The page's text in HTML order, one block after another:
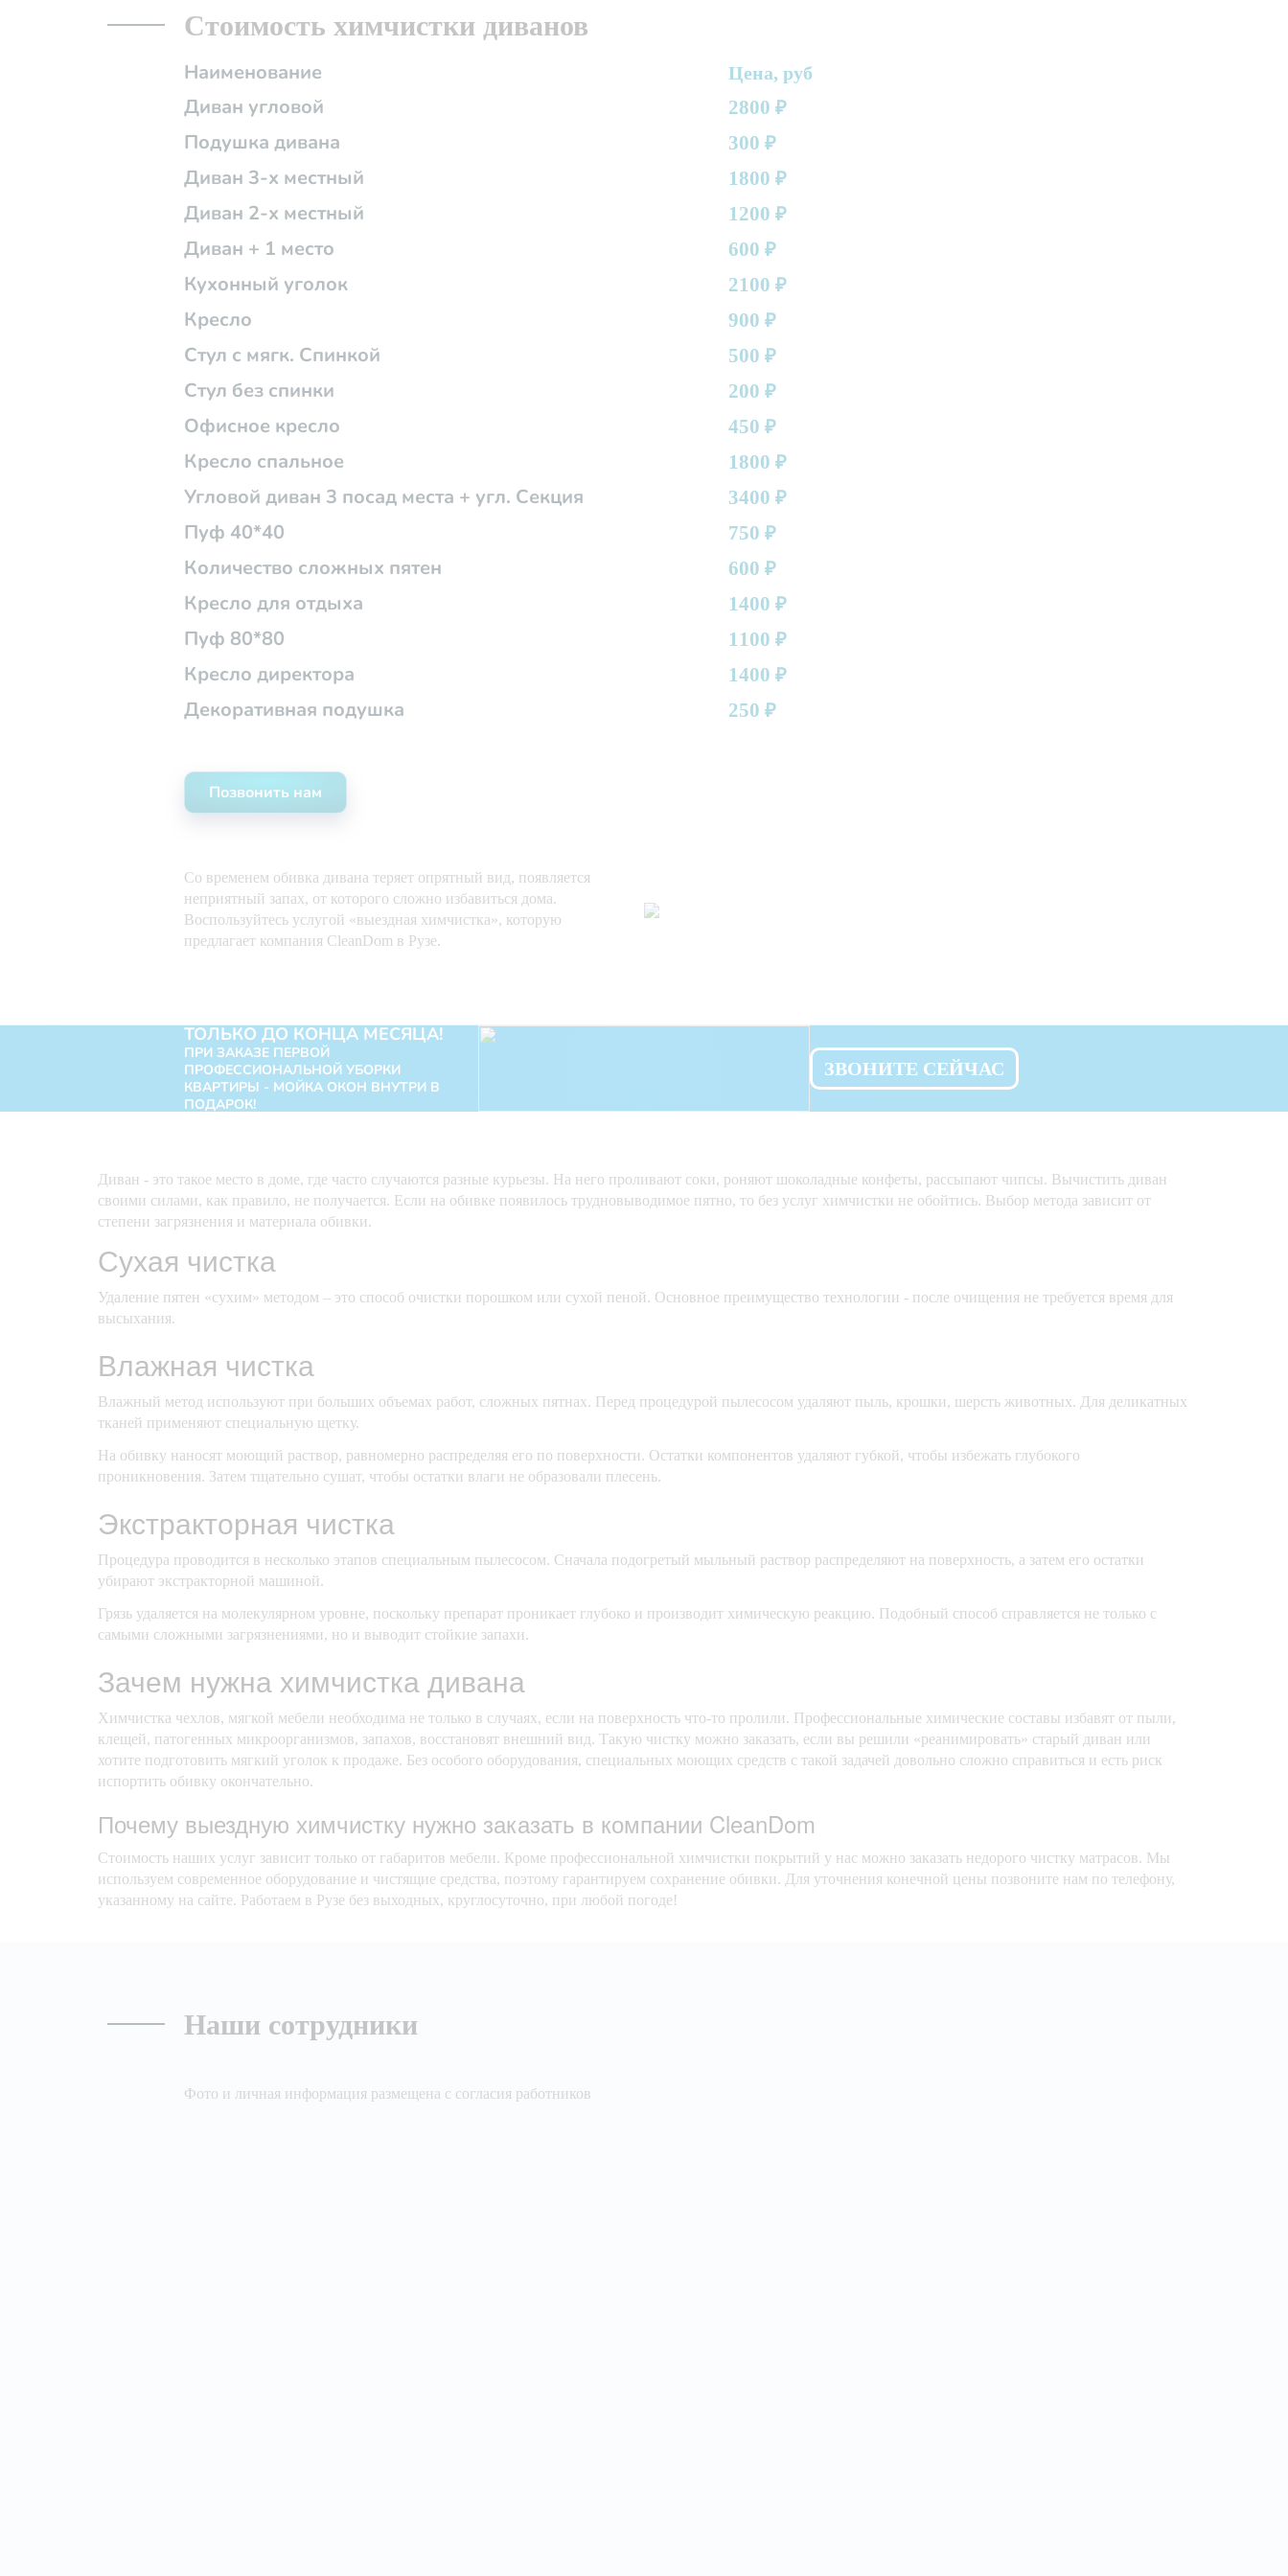
Стоимость химчистки диванов
Наименование Цена, руб
Диван угловой 2800 ₽
Подушка дивана 300 ₽
Диван 3-х местный 1800 ₽
Диван 2-х местный 1200 ₽
Диван + 1 место 600 ₽
Кухонный уголок 2100 ₽
Кресло 900 ₽
Стул с мягк. Спинкой 500 ₽
Стул без спинки 200 ₽
Офисное кресло 450 ₽
Кресло спальное 1800 ₽
Угловой диван 3 посад места + угл. Секция 3400 ₽
Пуф 40*40 750 ₽
Количество сложных пятен 600 ₽
Кресло для отдыха 1400 ₽
Пуф 80*80 1100 ₽
Кресло директора 1400 ₽
Декоративная подушка 250 ₽
Позвонить нам
Со временем обивка дивана теряет опрятный вид, появляется
неприятный запах, от которого сложно избавиться дома.
Воспользуйтесь услугой «выездная химчистка», которую
предлагает компания CleanDom в Рузе.
ТОЛЬКО ДО КОНЦА МЕСЯЦА!
ПРИ ЗАКАЗЕ ПЕРВОЙ
ПРОФЕССИОНАЛЬНОЙ УБОРКИ
КВАРТИРЫ - МОЙКА ОКОН ВНУТРИ В
ПОДАРОК!
ЗВОНИТЕ СЕЙЧАС
Диван - это такое место в доме, где часто случаются разные курьезы. На него проливают соки, роняют шоколадные конфеты, рассыпают чипсы. Вычистить диван
своими силами, как правило, не получается. Если на обивке появилось трудновыводимое пятно, то без услуг химчистки не обойтись. Выбор метода зависит от
степени загрязнения и материала обивки.
Сухая чистка
Удаление пятен «сухим» методом – это способ очистки порошком или сухой пеной. Основное преимущество технологии - после очищения не требуется время для
высыхания.
Влажная чистка
Влажный метод используют при больших объемах работ, сложных пятнах. Перед процедурой пылесосом удаляют пыль, крошки, шерсть животных. Для деликатных
тканей применяют специальную щетку.
На обивку наносят моющий раствор, равномерно распределяя его по поверхности. Остатки компонентов удаляют губкой, чтобы избежать глубокого
проникновения. Затем тщательно сушат, чтобы остатки влаги не образовали плесень.
Экстракторная чистка
Процедура проводится в несколько этапов специальным пылесосом. Сначала подогретый мыльный раствор распределяют на поверхность, а затем его остатки
убирают экстракторной машиной.
Грязь удаляется на молекулярном уровне, поскольку препарат проникает глубоко и производит химическую реакцию. Подобный способ справляется не только с
самыми сложными загрязнениями, но и выводит стойкие запахи.
Зачем нужна химчистка дивана
Химчистка чехлов, мягкой мебели необходима не только в случаях, если на поверхность что-то пролили. Профессиональные химические составы избавят от пыли,
клещей, патогенных микроорганизмов, запахов, восстановят внешний вид. Такую чистку можно заказать, если вы решили «реанимировать» старый диван или
хотите подготовить мягкий уголок к продаже. Без особого оборудования, специальных моющих средств с такой задачей довольно сложно справиться и есть риск
испортить обивку окончательно.
Почему выездную химчистку нужно заказать в компании CleanDom
Стоимость наших услуг зависит только от габаритов мебели. Кроме профессиональной химчистки покрытий у нас можно заказать недорого чистку матрасов. Мы
используем современное оборудование и чистящие средства, поэтому гарантируем сохранение обивки. Для уточнения конечной цены позвоните нам по телефону,
указанному на сайте. Работаем в Рузе без выходных, круглосуточно, при любой погоде!
Наши сотрудники
Фото и личная информация размещена с согласия работников